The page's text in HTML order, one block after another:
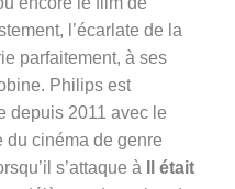
l’écarlate de la
parfaitement, à ses
Philips est
depuis 2011 avec le
du cinéma de genre
s’attaque à
Il était